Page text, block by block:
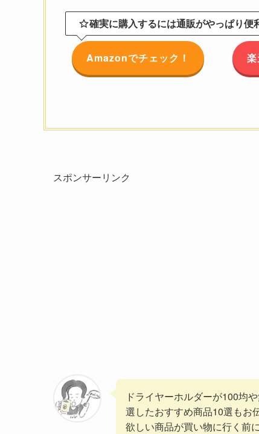
確実に購入するには通販がやっぱり便
Amazonでチェック！
スポンサーリンク
ドライヤーホルダーが100均
選したおすすめ商品10選もお
欲しい商品が買い物に行く前